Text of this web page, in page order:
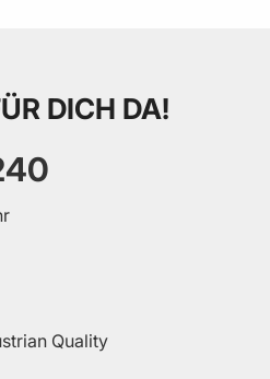
DICH DA!